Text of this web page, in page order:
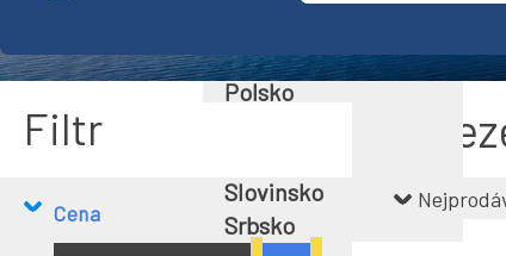
Německo
Polsko
Slovinsko
Srbsko
Filtr
Cena